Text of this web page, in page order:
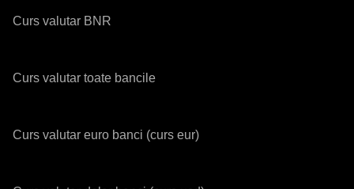
Curs valutar BNR
Curs valutar toate bancile
Curs valutar euro banci (curs eur)